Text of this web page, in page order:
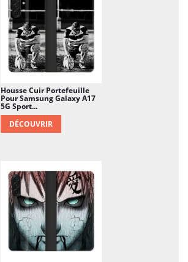
Housse Cuir Portefeuille
Pour Samsung Galaxy A17
5G Sport...
DÉCOUVRIR